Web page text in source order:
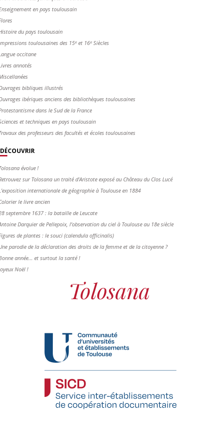
en pays toulousain
du pays toulousain
toulousaines des 15ᵉ et 16ᵉ Siècles
occitane
annotés
bibliques illustrés
ibériques anciens des bibliothèques toulousaines
dans le Sud de la France
et techniques en pays toulousain
des professeurs des facultés et écoles toulousaines
DÉCOUVRIR
évolue !
sur Tolosana un traité d'Aristote exposé au Château du Clos Lucé
internationale de géographie à Toulouse en 1884
le livre ancien
septembre 1637 : la bataille de Leucate
Darquier de Pellepoix, l’observation du ciel à Toulouse au 18e siècle
de plantes : le souci (calendula officinalis)
parodie de la déclaration des droits de la femme et de la citoyenne ?
année... et surtout la santé !
Noël !